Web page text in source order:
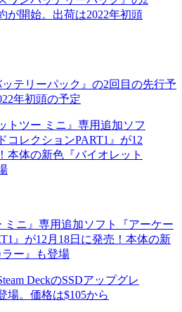
ッテリーパック』の2回目の先行予
年初頭の予定
ミニ』専用追加ソフト『アーケー
』が12月18日に発売！本体の新
ー』も登場